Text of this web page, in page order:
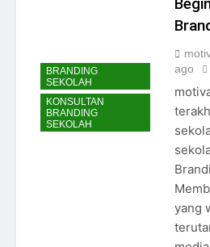
BRANDING
SEKOLAH
KONSULTAN
BRANDING
SEKOLAH
ago
yang